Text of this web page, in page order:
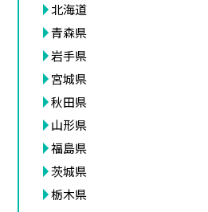
北海道
青森県
岩手県
宮城県
秋田県
山形県
福島県
茨城県
栃木県